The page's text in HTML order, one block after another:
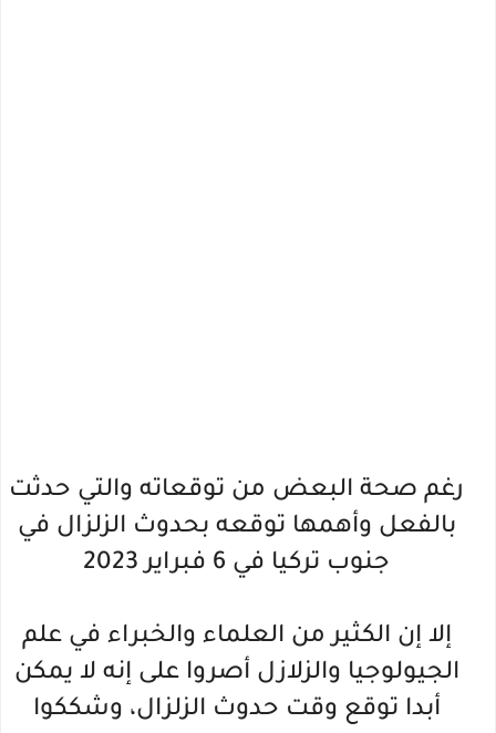
رغم صحة البعض من توقعاته والتي حدثت
بالفعل وأهمها توقعه بحدوث الزلزال في
جنوب تركيا في 6 فبراير 2023
إلا إن الكثير من العلماء والخبراء في علم
الجيولوجيا والزلازل أصروا على إنه لا يمكن
أبدا توقع وقت حدوث الزلزال، وشككوا